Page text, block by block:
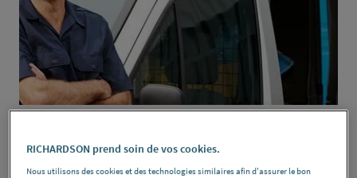
de chauffage climatisation ?
RICHARDSON prend soin de vos cookies.
Nous utilisons des cookies et des technologies similaires afin d'assurer le bon